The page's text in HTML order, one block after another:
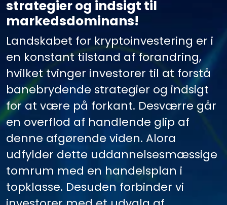
strategier og indsigt til
markedsdominans!
Landskabet for kryptoinvestering er i
en konstant tilstand af forandring,
hvilket tvinger investorer til at forstå
banebrydende strategier og indsigt
for at være på forkant. Desværre går
en overflod af handlende glip af
denne afgørende viden. Alora
udfylder dette uddannelsesmæssige
tomrum med en handelsplan i
topklasse. Desuden forbinder vi